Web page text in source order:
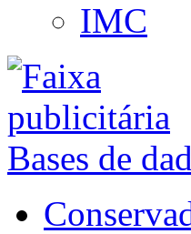
IMC
Bases de